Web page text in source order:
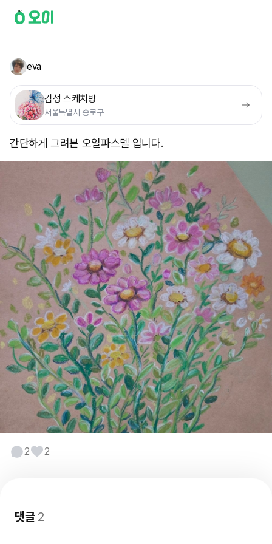
eva
감성 스케치방
서울특별시 종로구
간단하게 그려본 오일파스텔 입니다.
2 2
댓글2